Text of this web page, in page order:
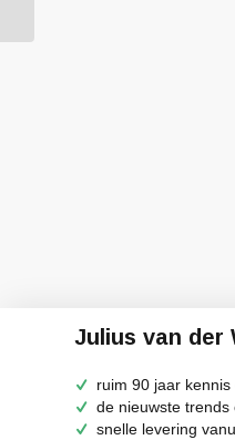
Julius van der
ruim 90 jaar kennis
de nieuwste trends
snelle levering